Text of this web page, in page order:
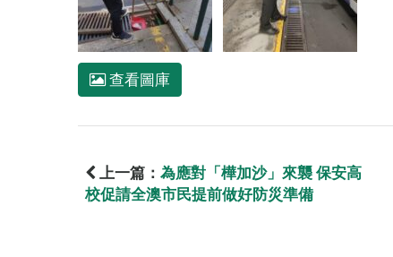
查看圖庫
上一篇： 為應對「樺加沙」來襲 保安高
校促請全澳市民提前做好防災準備